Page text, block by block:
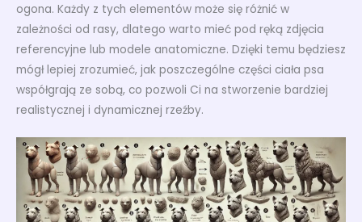
ogona. Każdy z tych elementów może się różnić w
zależności od rasy, dlatego warto mieć pod ręką zdjęcia
referencyjne lub modele anatomiczne. Dzięki temu będziesz
mógł lepiej zrozumieć, jak poszczególne części ciała psa
współgrają ze sobą, co pozwoli Ci na stworzenie bardziej
realistycznej i dynamicznej rzeźby.